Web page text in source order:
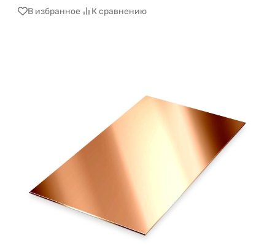
В избранное К сравнению